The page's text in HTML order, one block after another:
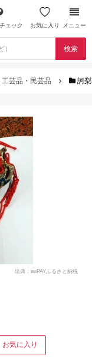
ェック お気に入り メニュー
検索
工芸品・民芸品 訶
出典：auPAYふるさと納税
お気に入り